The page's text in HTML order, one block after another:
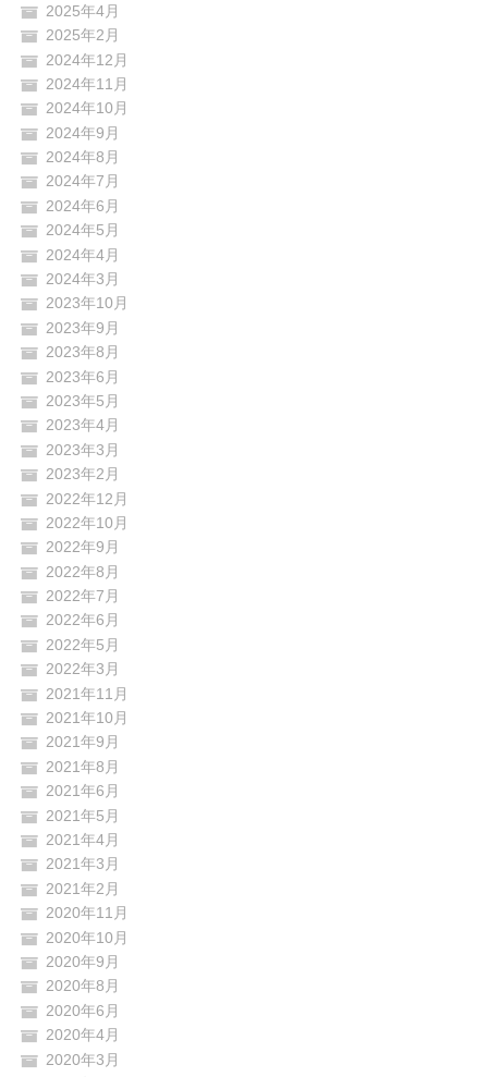
2025年4月
2025年2月
2024年12月
2024年11月
2024年10月
2024年9月
2024年8月
2024年7月
2024年6月
2024年5月
2024年4月
2024年3月
2023年10月
2023年9月
2023年8月
2023年6月
2023年5月
2023年4月
2023年3月
2023年2月
2022年12月
2022年10月
2022年9月
2022年8月
2022年7月
2022年6月
2022年5月
2022年3月
2021年11月
2021年10月
2021年9月
2021年8月
2021年6月
2021年5月
2021年4月
2021年3月
2021年2月
2020年11月
2020年10月
2020年9月
2020年8月
2020年6月
2020年4月
2020年3月